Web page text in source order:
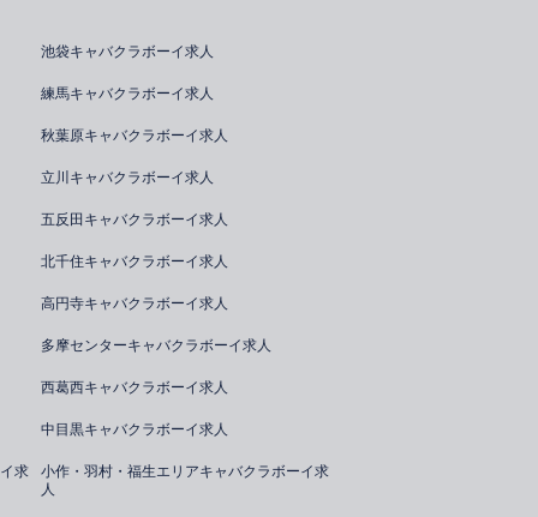
池袋キャバクラボーイ求人
練馬キャバクラボーイ求人
秋葉原キャバクラボーイ求人
立川キャバクラボーイ求人
五反田キャバクラボーイ求人
北千住キャバクラボーイ求人
高円寺キャバクラボーイ求人
多摩センターキャバクラボーイ求人
西葛西キャバクラボーイ求人
中目黒キャバクラボーイ求人
求
小作・羽村・福生エリアキャバクラボーイ求
人